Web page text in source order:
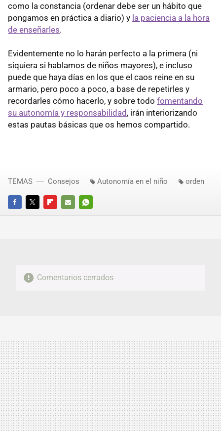
como la constancia (ordenar debe ser un hábito que
pongamos en práctica a diario) y la paciencia a la hora
de enseñarles.
Evidentemente no lo harán perfecto a la primera (ni
siquiera si hablamos de niños mayores), e incluso
puede que haya días en los que el caos reine en su
armario, pero poco a poco, a base de repetirles y
recordarles cómo hacerlo, y sobre todo fomentando
su autonomía y responsabilidad, irán interiorizando
estas pautas básicas que os hemos compartido.
FACEBOOKTWITTERFLIPBOARD
E-
WHATSAPP
TEMAS Consejos Autonomía en el niño orden
Comentarios cerrados